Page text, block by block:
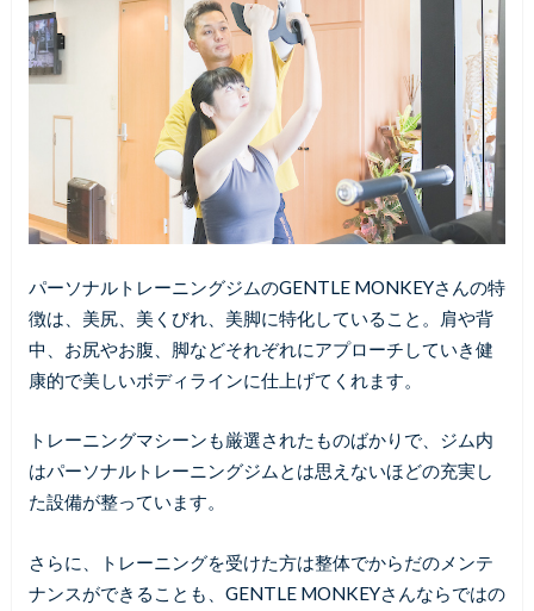
パーソナルトレーニングジムのGENTLE MONKEYさんの特
徴は、美尻、美くびれ、美脚に特化していること。肩や背
中、お尻やお腹、脚などそれぞれにアプローチしていき健
康的で美しいボディラインに仕上げてくれます。
トレーニングマシーンも厳選されたものばかりで、ジム内
はパーソナルトレーニングジムとは思えないほどの充実し
た設備が整っています。
さらに、トレーニングを受けた方は整体でからだのメンテ
ナンスができることも、GENTLE MONKEYさんならではの